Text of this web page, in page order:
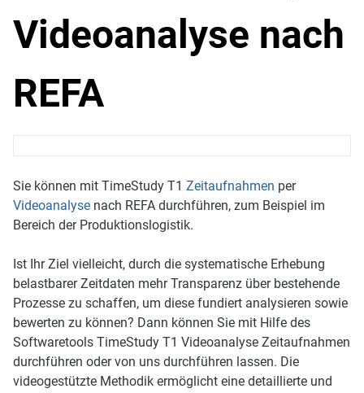
Videoanalyse nach
REFA
Sie können mit TimeStudy T1 Zeitaufnahmen per
Videoanalysenach REFA durchführen, zum Beispiel im
Bereich der Produktionslogistik.
Ist Ihr Ziel vielleicht, durch die systematische Erhebung
belastbarer Zeitdaten mehr Transparenz über bestehende
Prozesse zu schaffen, um diese fundiert analysieren sowie
bewerten zu können? Dann können Sie mit Hilfe des
Softwaretools TimeStudy T1 Videoanalyse Zeitaufnahmen
durchführen oder von uns durchführen lassen. Die
videogestützte Methodik ermöglicht eine detaillierte und